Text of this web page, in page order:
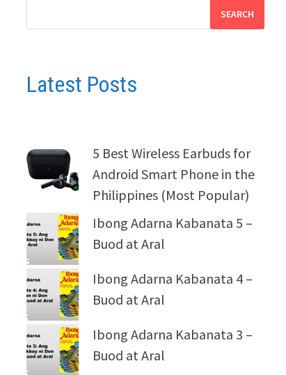
SEARCH
Latest Posts
5 Best Wireless Earbuds for
Android Smart Phone in the
Philippines (Most Popular)
Ibong Adarna Kabanata 5 –
Buod at Aral
Ibong Adarna Kabanata 4 –
Buod at Aral
Ibong Adarna Kabanata 3 –
Buod at Aral